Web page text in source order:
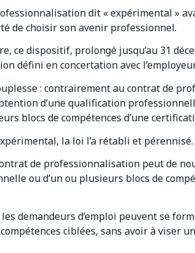
dit « expérimental »
de choisir son avenir professionnel.
ce dispositif, prolongé jusqu’au 31
défini en concertation avec
: contrairement au contrat de
d’une qualification
blocs de compétences d’une
la loi l’a rétabli et pérennisé.
de professionnalisation peut de
ou d’un ou plusieurs blocs de
demandeurs d’emploi peuvent se
ciblées, sans avoir à viser